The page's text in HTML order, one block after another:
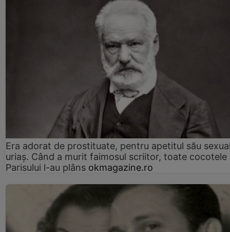
Era adorat de prostituate, pentru apetitul său
uriaș. Când a murit faimosul scriitor, toate cocotele
Parisului l-au plâns okmagazine.ro